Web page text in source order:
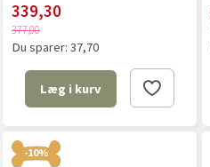
339,30
377,00
Du sparer: 37,70
Læg i kurv
-10%